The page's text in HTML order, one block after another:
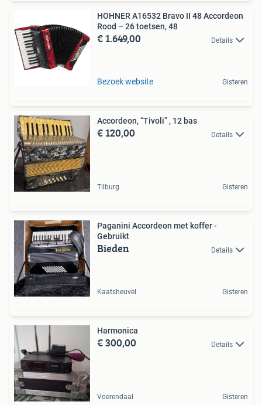
HOHNER A16532 Bravo II 48 Accordeon
Rood – 26 toetsen, 48
€ 1.649,00 Details
Bezoek website Gisteren
Accordeon, “Tivoli” , 12 bas
€ 120,00 Details
Tilburg Gisteren
Paganini Accordeon met koffer -
Gebruikt
Bieden Details
Kaatsheuvel Gisteren
Harmonica
€ 300,00 Details
Voerendaal Gisteren